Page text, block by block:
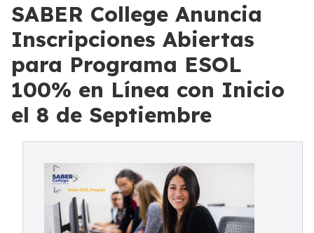
SABER College Anuncia
Inscripciones Abiertas
para Programa ESOL
100% en Línea con Inicio
el 8 de Septiembre